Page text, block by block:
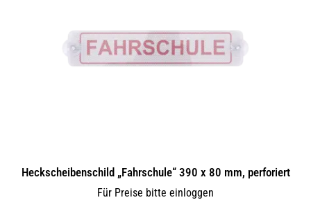
Heckscheibenschild „Fahrschule“ 390 x 80 mm, perforiert
Für Preise bitte einloggen